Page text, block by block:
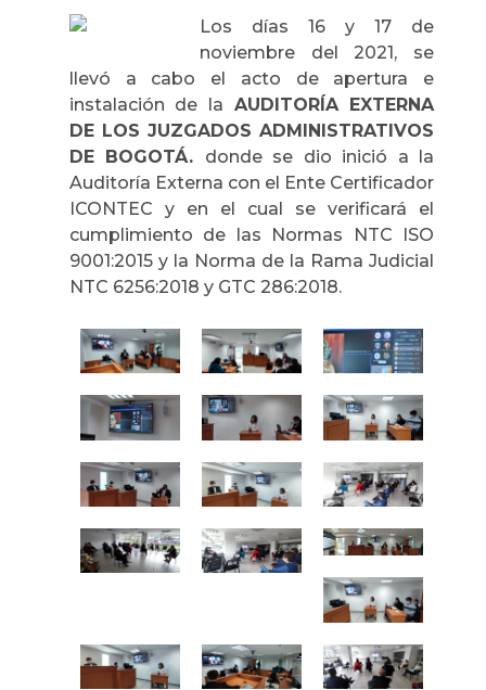
Los días 16 y 17 de
noviembre del 2021, se
llevó a cabo el acto de apertura e
instalación de la AUDITORÍA EXTERNA
DE LOS JUZGADOS ADMINISTRATIVOS
DE BOGOTÁ.
donde se dio inició a la
Auditoría Externa con el Ente Certificador
ICONTEC y en el cual se verificará el
cumplimiento de las Normas NTC ISO
9001:2015 y la Norma de la Rama Judicial
NTC 6256:2018 y GTC 286:2018.